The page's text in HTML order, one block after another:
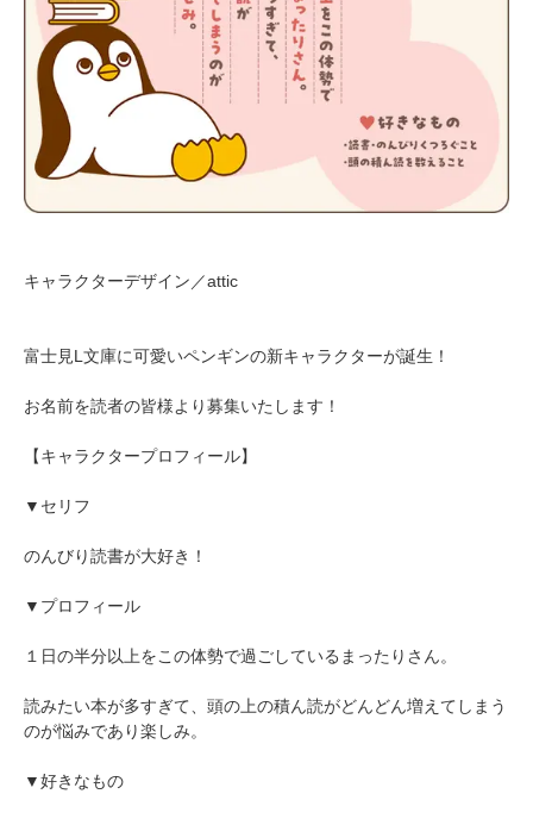
キャラクターデザイン／attic
富士見L文庫に可愛いペンギンの新キャラクターが誕生！
お名前を読者の皆様より募集いたします！
【キャラクタープロフィール】
▼セリフ
のんびり読書が大好き！
▼プロフィール
１日の半分以上をこの体勢で過ごしているまったりさん。
読みたい本が多すぎて、頭の上の積ん読がどんどん増えてしまう
のが悩みであり楽しみ。
▼好きなもの